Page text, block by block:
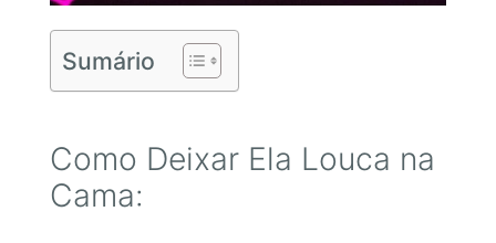
Sumário
Como Deixar Ela Louca na
Cama: